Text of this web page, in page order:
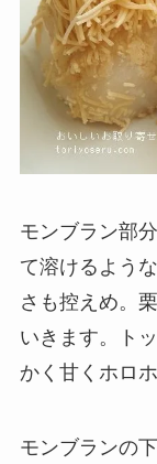
モンブラン部
て溶けるよう
さも控えめ。
いきます。ト
かく甘くホロホ
モンブランの